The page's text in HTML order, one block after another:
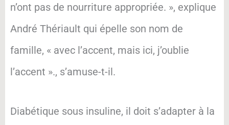
n’ont pas de nourriture appropriée. », explique
André Thériault qui épelle son nom de
famille, « avec l’accent, mais ici, j’oublie
l’accent »., s’amuse-t-il.
Diabétique sous insuline, il doit s’adapter à la